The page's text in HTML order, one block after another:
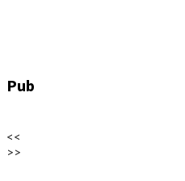
Pub
<<
>>